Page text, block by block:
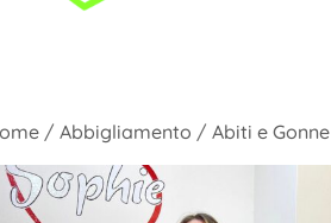
/Abbigliamento /Abiti e Gonne